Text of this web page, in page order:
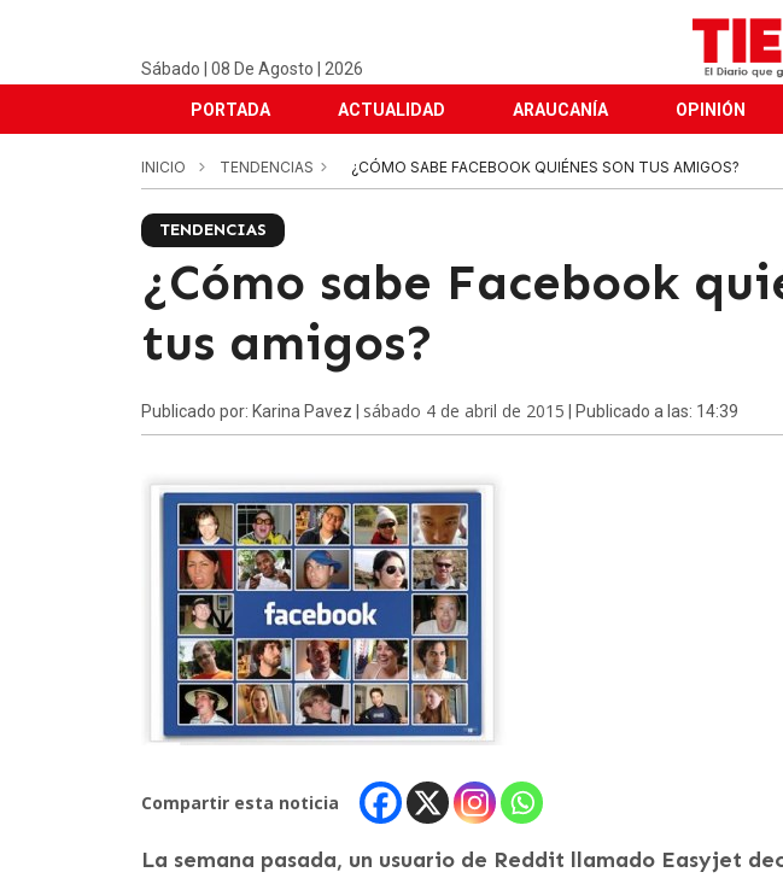
Sábado | 08 De Agosto | 2026
PORTADA ACTUALIDAD ARAUCANÍA OPINIÓN
INICIO TENDENCIAS ¿CÓMO SABE FACEBOOK QUIÉNES SON TUS AMIGOS?
TENDENCIAS
¿Cómo sabe Facebook
tus amigos?
Publicado por: Karina Pavez | sábado 4 de abril de 2015 | Publicado a las: 14:39
Compartir esta noticia
La semana pasada, un usuario de Reddit llamado Easyjet